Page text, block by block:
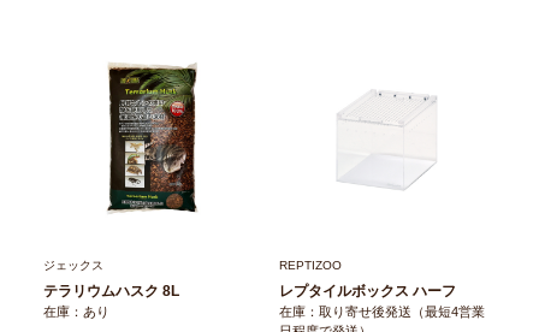
ジェックス
テラリウムハスク 8L
在庫：あり
REPTIZOO
レプタイルボックス ハーフ
在庫：取り寄せ後発送（最短4営業